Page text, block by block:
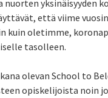
nuorten yksinäisyyden
että viime
kuin oletimme,
tasolleen.
olevan School to
opiskelijoista noin